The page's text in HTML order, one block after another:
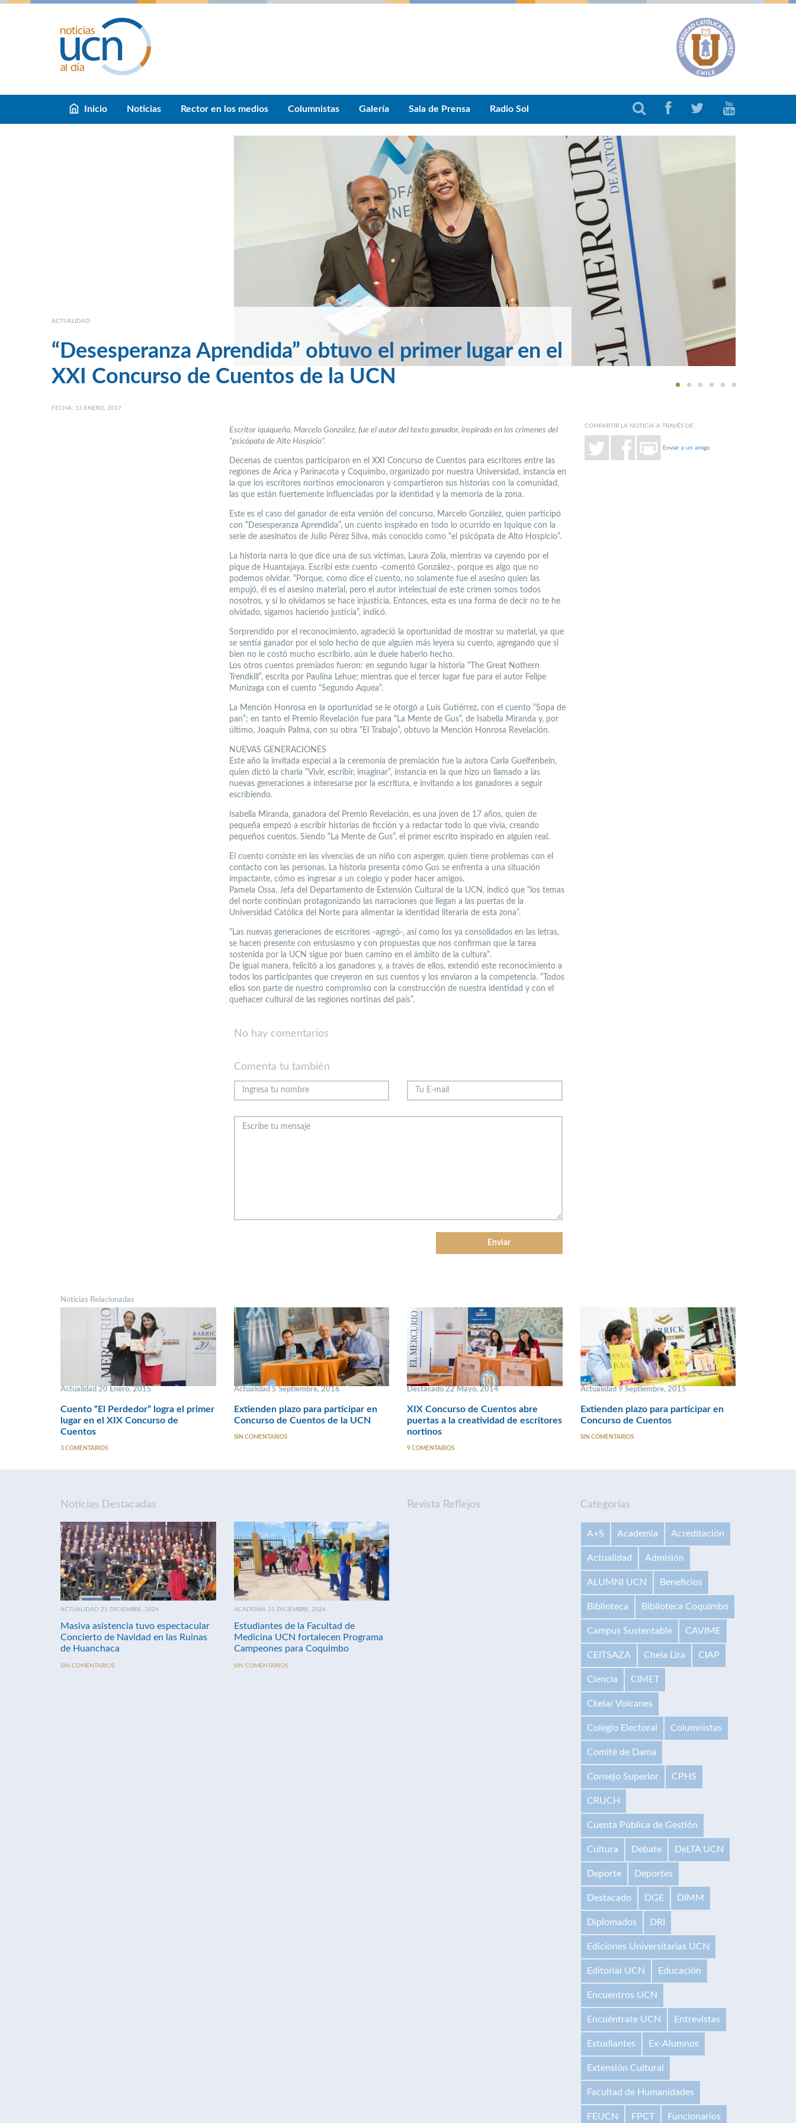
Inicio Noticias Rector en los medios Columnistas Galería Sala de Prensa Radio Sol
1 2 3 4 5 6
ACTUALIDAD
“Desesperanza Aprendida” obtuvo el primer lugar en el
XXI Concurso de Cuentos de la UCN
FECHA: 13 ENERO, 2017
Escritor iquiqueño, Marcelo González, fue el autor del texto ganador, inspirado en los crímenes del
“psicópata de Alto Hospicio”.
Decenas de cuentos participaron en el XXI Concurso de Cuentos para escritores entre las
regiones de Arica y Parinacota y Coquimbo, organizado por nuestra Universidad, instancia en
la que los escritores nortinos emocionaron y compartieron sus historias con la comunidad,
las que están fuertemente influenciadas por la identidad y la memoria de la zona.
Este es el caso del ganador de esta versión del concurso, Marcelo González, quien participó
con “Desesperanza Aprendida”, un cuento inspirado en todo lo ocurrido en Iquique con la
serie de asesinatos de Julio Pérez Silva, más conocido como “el psicópata de Alto Hospicio”.
La historia narra lo que dice una de sus víctimas, Laura Zola, mientras va cayendo por el
pique de Huantajaya. Escribí este cuento -comentó González-, porque es algo que no
podemos olvidar. “Porque, como dice el cuento, no solamente fue el asesino quien las
empujó, él es el asesino material, pero el autor intelectual de este crimen somos todos
nosotros, y si lo olvidamos se hace injusticia. Entonces, esta es una forma de decir no te he
olvidado, sigamos haciendo justicia”, indicó.
Sorprendido por el reconocimiento, agradeció la oportunidad de mostrar su material, ya que
se sentía ganador por el solo hecho de que alguien más leyera su cuento, agregando que si
bien no le costó mucho escribirlo, aún le duele haberlo hecho.
Los otros cuentos premiados fueron: en segundo lugar la historia “The Great Nothern
Trendkill”, escrita por Paulina Lehue; mientras que el tercer lugar fue para el autor Felipe
Munizaga con el cuento “Segundo Aquea”.
La Mención Honrosa en la oportunidad se le otorgó a Luis Gutiérrez, con el cuento “Sopa de
pan”; en tanto el Premio Revelación fue para “La Mente de Gus”, de Isabella Miranda y, por
último, Joaquín Palma, con su obra “El Trabajo”, obtuvo la Mención Honrosa Revelación.
NUEVAS GENERACIONES
Este año la invitada especial a la ceremonia de premiación fue la autora Carla Guelfenbein,
quien dictó la charla “Vivir, escribir, imaginar”, instancia en la que hizo un llamado a las
nuevas generaciones a interesarse por la escritura, e invitando a los ganadores a seguir
escribiendo.
Isabella Miranda, ganadora del Premio Revelación, es una joven de 17 años, quien de
pequeña empezó a escribir historias de ficción y a redactar todo lo que vivía, creando
pequeños cuentos. Siendo “La Mente de Gus”, el primer escrito inspirado en alguien real.
El cuento consiste en las vivencias de un niño con asperger, quien tiene problemas con el
contacto con las personas. La historia presenta cómo Gus se enfrenta a una situación
impactante, cómo es ingresar a un colegio y poder hacer amigos.
Pamela Ossa, Jefa del Departamento de Extensión Cultural de la UCN, indicó que “los temas
del norte continúan protagonizando las narraciones que llegan a las puertas de la
Universidad Católica del Norte para alimentar la identidad literaria de esta zona”.
“Las nuevas generaciones de escritores -agregó-, así como los ya consolidados en las letras,
se hacen presente con entusiasmo y con propuestas que nos confirman que la tarea
sostenida por la UCN sigue por buen camino en el ámbito de la cultura”.
De igual manera, felicitó a los ganadores y, a través de ellos, extendió este reconocimiento a
todos los participantes que creyeron en sus cuentos y los enviaron a la competencia. “Todos
ellos son parte de nuestro compromiso con la construcción de nuestra identidad y con el
quehacer cultural de las regiones nortinas del país”.
COMPARTIR LA NOTICIA A TRAVÉS DE:
Enviar a un amigo
No hay comentarios
Comenta tu también
Noticias Relacionadas
Actualidad 20 Enero, 2015
Cuento “El Perdedor” logra el primer
lugar en el XIX Concurso de
Cuentos
3 COMENTARIOS
Actualidad 5 Septiembre, 2016
Extienden plazo para participar en
Concurso de Cuentos de la UCN
SIN COMENTARIOS
Destacado 22 Mayo, 2014
XIX Concurso de Cuentos abre
puertas a la creatividad de escritores
nortinos
9 COMENTARIOS
Actualidad 9 Septiembre, 2015
Extienden plazo para participar en
Concurso de Cuentos
SIN COMENTARIOS
Noticias Destacadas
ACTUALIDAD 21 DICIEMBRE, 2024
Masiva asistencia tuvo espectacular
Concierto de Navidad en las Ruinas
de Huanchaca
SIN COMENTARIOS
ACADEMIA 21 DICIEMBRE, 2024
Estudiantes de la Facultad de
Medicina UCN fortalecen Programa
Campeones para Coquimbo
SIN COMENTARIOS
Revista Reflejos Categorías
A+S Academia Acreditación
Actualidad Admisión
ALUMNI UCN Beneficios
Biblioteca Biblioteca Coquimbo
Campus Sustentable CAVIME
CEITSAZA Chela Lira CIAP
Ciencia CIMET
Ckelar Volcanes
Colegio Electoral Columnistas
Comité de Dama
Consejo Superior CPHS
CRUCH
Cuenta Pública de Gestión
Cultura Debate DeLTA UCN
Deporte Deportes
Destacado DGE DIMM
Diplomados DRI
Ediciones Universitarias UCN
Editorial UCN Educación
Encuentros UCN
Encuéntrate UCN Entrevistas
Estudiantes Ex-Alumnos
Extensión Cultural
Facultad de Humanidades
FEUCN FPCT Funcionarios